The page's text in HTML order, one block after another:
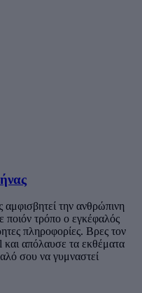
την ανθρώπινη
ποιόν τρόπο ο εγκέφαλός
πληροφορίες. Βρες τον
απόλαυσε τα εκθέματα
σου να γυμναστεί